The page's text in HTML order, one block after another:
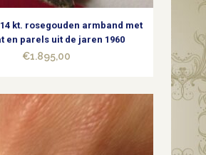
kt. rosegouden armband met
en parels uit de jaren 1960
€1.895,00